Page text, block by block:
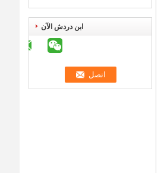
ابن دردش الآن